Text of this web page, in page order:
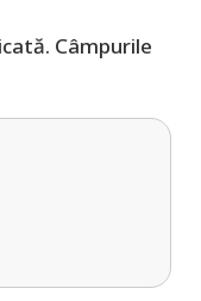
Câmpurile